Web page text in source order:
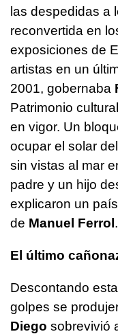
las despedidas a
reconvertida en
exposiciones de
artistas en un
2001, gobernaba
Patrimonio
en vigor. Un
ocupar el solar
sin vistas al mar
padre y un hijo
explicaron un
de Manuel Ferrol.
El último
Descontando
golpes se
Diego sobrevivió